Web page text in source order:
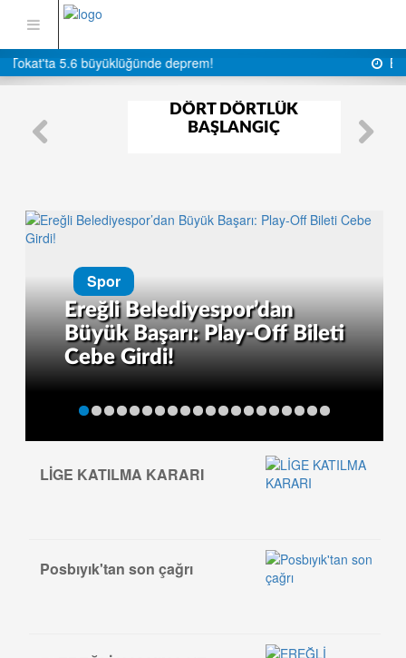
Bu akşam 52 bin kişi oradayız
DÖRT DÖRTLÜK
BAŞLANGIÇ
Spor
Ereğli Belediyespor’dan
Büyük Başarı: Play-Off Bileti
Cebe Girdi!
LİGE KATILMA KARARI
Posbıyık'tan son çağrı